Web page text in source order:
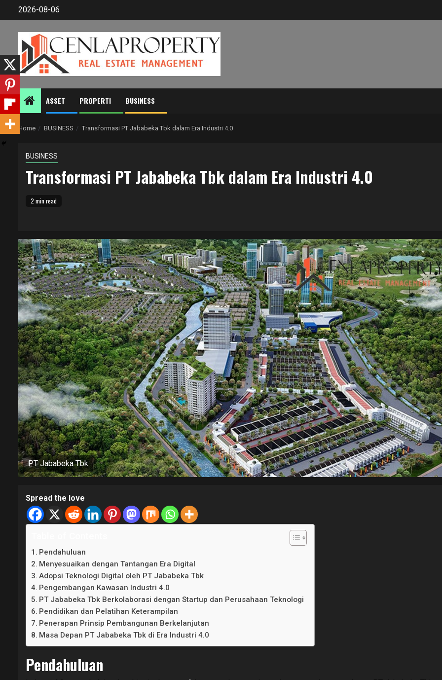
2026-08-06
ASSET PROPERTI BUSINESS
Home BUSINESS Transformasi PT Jababeka Tbk dalam Era Industri 4.0
BUSINESS
Transformasi PT Jababeka Tbk dalam Era Industri 4.0
2 min read
PT Jababeka Tbk
Spread the love
Pendahuluan
Menyesuaikan dengan Tantangan Era Digital
Adopsi Teknologi Digital oleh PT Jababeka Tbk
Pengembangan Kawasan Industri 4.0
PT Jababeka Tbk Berkolaborasi dengan Startup dan Perusahaan Teknologi
Pendidikan dan Pelatihan Keterampilan
Penerapan Prinsip Pembangunan Berkelanjutan
Masa Depan PT Jababeka Tbk di Era Industri 4.0
Pendahuluan